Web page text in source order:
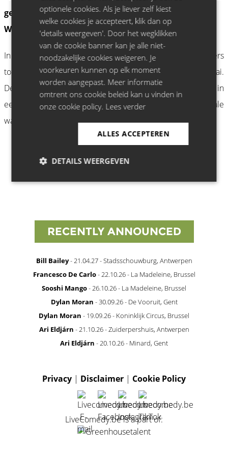
geweest?
Wat als zingen niet bestond?
In deze show wordt alles mogelijk. Van tijdloze klassiekers
tot bizarre omkeringen: alles krijgt een eigen, unieke draai.
De muziek, de humor en de verbeelding komen samen in
een verrassend spektakel. Laat je meevoeren in de muzikale
waanzin van Wat Als in Concert!
RECENTLY ANNOUNCED
Bill Bailey- 21.04.27 - Stadsschouwburg, Antwerpen
Francesco De Carlo- 22.10.26 - La Madeleine, Brussel
Sooshi Mango- 26.10.26 - La Madeleine, Brussel
Dylan Moran - 30.09.26 - De Vooruit, Gent
Dylan Moran - 19.09.26 - Koninklijk Circus, Brussel
Ari Eldjárn - 21.10.26 - Zuiderpershuis, Antwerpen
Ari Eldjárn - 20.10.26 - Minard, Gent
Privacy | Disclaimer | Cookie Policy
LiveComedy.be is a part of:
optionele cookies. Als je liever zelf kiest
welke cookies je accepteert, klik dan op
'details weergeven'. Door het wegklikken
van de cookie banner kan je alle niet-
noodzakelijke cookies weigeren. Je
voorkeuren kunnen op elk moment
worden aangepast. Meer informatie
omtrent ons cookie beleid kan u vinden in
onze cookie policy. Lees verder
ALLES ACCEPTEREN
DETAILS WEERGEVEN